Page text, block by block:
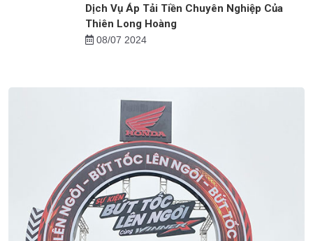
Dịch Vụ Bảo Vệ Bệnh Viện Tại Thanh Hóa
16/07 2024
Dịch Vụ Áp Tải Tiền Chuyên Nghiệp Của
Thiên Long Hoàng
08/07 2024